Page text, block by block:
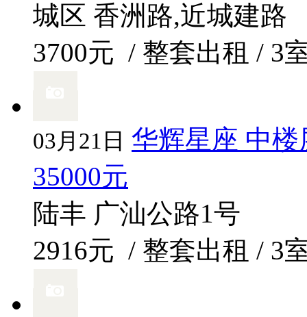
城区 香洲路,近城建路
3700元 / 整套出租 / 3
03月21日 华辉星座 中楼
35000元
陆丰 广汕公路1号
2916元 / 整套出租 / 3